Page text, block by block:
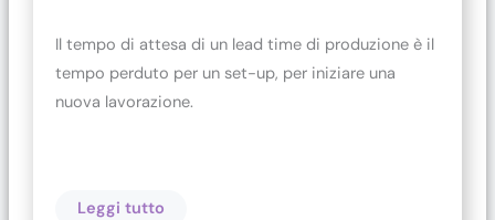
Il tempo di attesa di un lead time di produzione è il
tempo perduto per un set-up, per iniziare una
nuova lavorazione.
Leggi tutto